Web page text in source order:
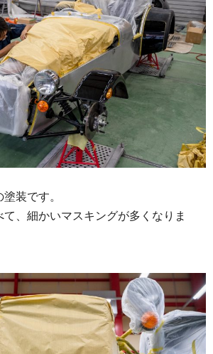
装です。
、細かいマスキングが多くなりま